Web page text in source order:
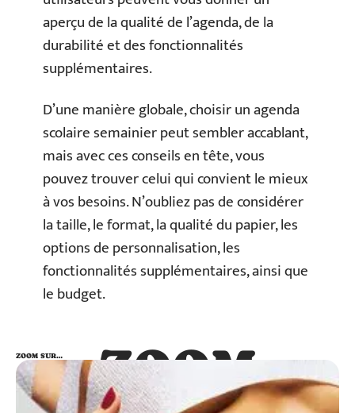
aperçu de la qualité de l’agenda, de la
durabilité et des fonctionnalités
supplémentaires.
D’une manière globale, choisir un agenda
scolaire semainier peut sembler accablant,
mais avec ces conseils en tête, vous
pouvez trouver celui qui convient le mieux
à vos besoins. N’oubliez pas de considérer
la taille, le format, la qualité du papier, les
options de personnalisation, les
fonctionnalités supplémentaires, ainsi que
le budget.
ZOOM
SUR…
ZOOM SUR…